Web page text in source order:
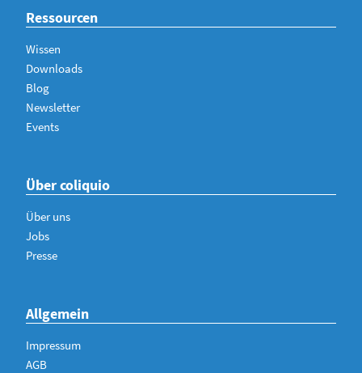
Ressourcen
Wissen
Downloads
Blog
Newsletter
Events
Über coliquio
Über uns
Jobs
Presse
Allgemein
Impressum
AGB